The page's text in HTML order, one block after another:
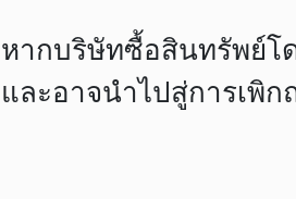
หากบริษัทซื้อสินทรัพย์โ
และอาจนำไปสู่การเพิ